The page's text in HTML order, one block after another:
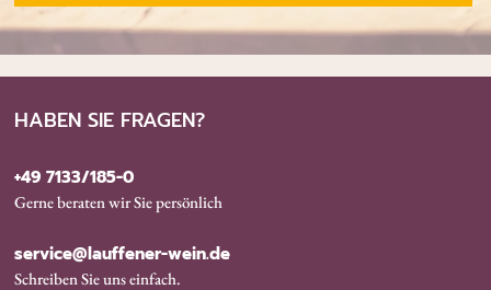
HABEN SIE FRAGEN?
+49 7133/185-0
Gerne beraten wir Sie persönlich
service@lauffener-wein.de
Schreiben Sie uns einfach.